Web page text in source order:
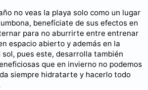
no veas la playa solo como un lugar
benefíciate de sus efectos en
para no aburrirte entre entrenar
espacio abierto y además en la
sol, pues este, desarrolla también
que en invierno no podemos
siempre hidratarte y hacerlo todo